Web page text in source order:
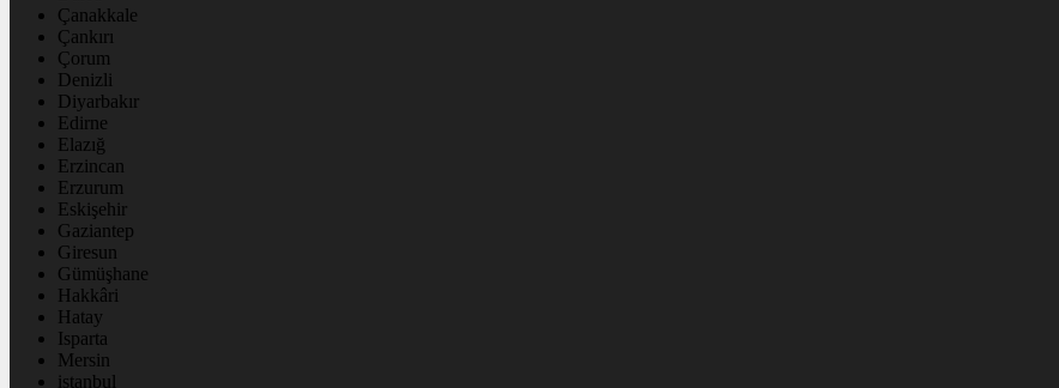
Çanakkale
Çankırı
Çorum
Denizli
Diyarbakır
Edirne
Elazığ
Erzincan
Erzurum
Eskişehir
Gaziantep
Giresun
Gümüşhane
Hakkâri
Hatay
Isparta
Mersin
istanbul